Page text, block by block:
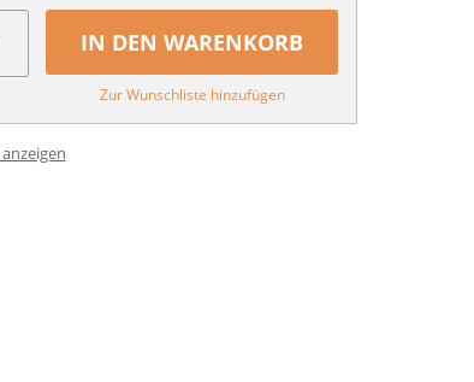
IN DEN WARENKORB
Zur Wunschliste hinzufügen